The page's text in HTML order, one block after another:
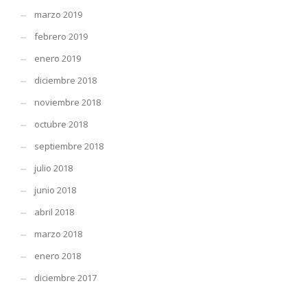
marzo 2019
febrero 2019
enero 2019
diciembre 2018
noviembre 2018
octubre 2018
septiembre 2018
julio 2018
junio 2018
abril 2018
marzo 2018
enero 2018
diciembre 2017